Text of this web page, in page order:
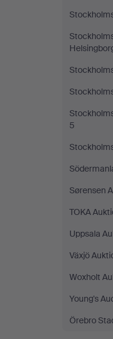
5
Sørensen
TOKA
Uppsala
Växjö
Woxholt
Young's
Örebro